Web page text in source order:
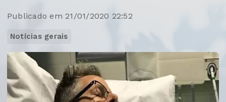
Publicado em 21/01/2020 22:52
Notícias gerais